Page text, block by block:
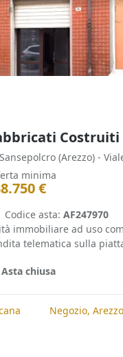
(Forlì-Cesena)
2026
Costruiti
Sansepolcro (Arezzo) -
minima
€
Codice asta: AF247970
immobiliare ad uso
telematica sulla
Asta chiusa
Negozio, Arezzo